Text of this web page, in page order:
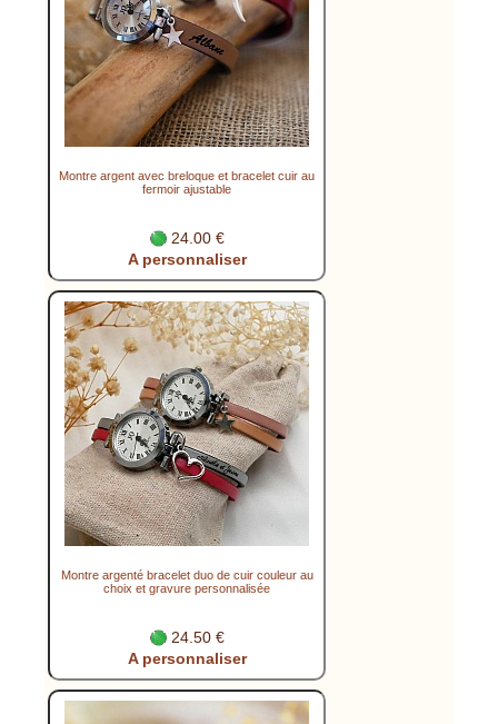
Montre argent avec breloque et bracelet cuir au
fermoir ajustable
24.00 €
A personnaliser
Montre argenté bracelet duo de cuir couleur au
choix et gravure personnalisée
24.50 €
A personnaliser